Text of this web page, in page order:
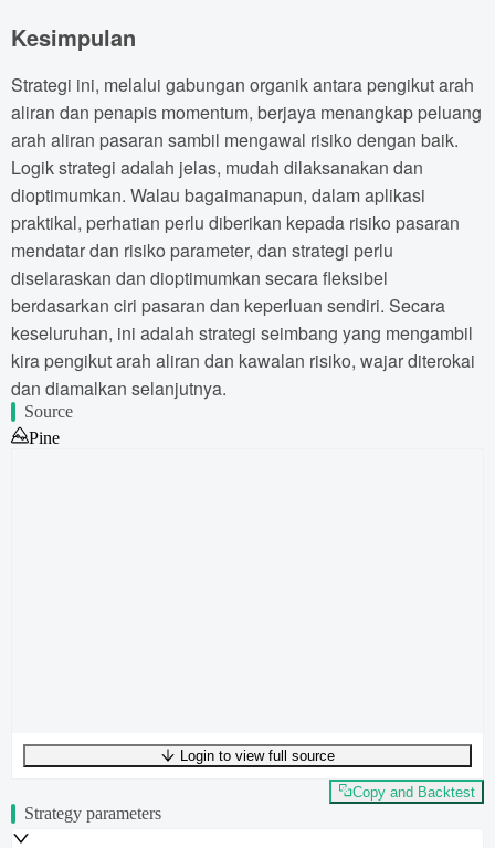
Kesimpulan
Strategi ini, melalui gabungan organik antara pengikut arah
aliran dan penapis momentum, berjaya menangkap peluang
arah aliran pasaran sambil mengawal risiko dengan baik.
Logik strategi adalah jelas, mudah dilaksanakan dan
dioptimumkan. Walau bagaimanapun, dalam aplikasi
praktikal, perhatian perlu diberikan kepada risiko pasaran
mendatar dan risiko parameter, dan strategi perlu
diselaraskan dan dioptimumkan secara fleksibel
berdasarkan ciri pasaran dan keperluan sendiri. Secara
keseluruhan, ini adalah strategi seimbang yang mengambil
kira pengikut arah aliran dan kawalan risiko, wajar diterokai
dan diamalkan selanjutnya.
Source
Pine
UTF-8262 bytes39 words0 linesLn 1,Col 0
Login to view full source
Copy and Backtest
Strategy parameters